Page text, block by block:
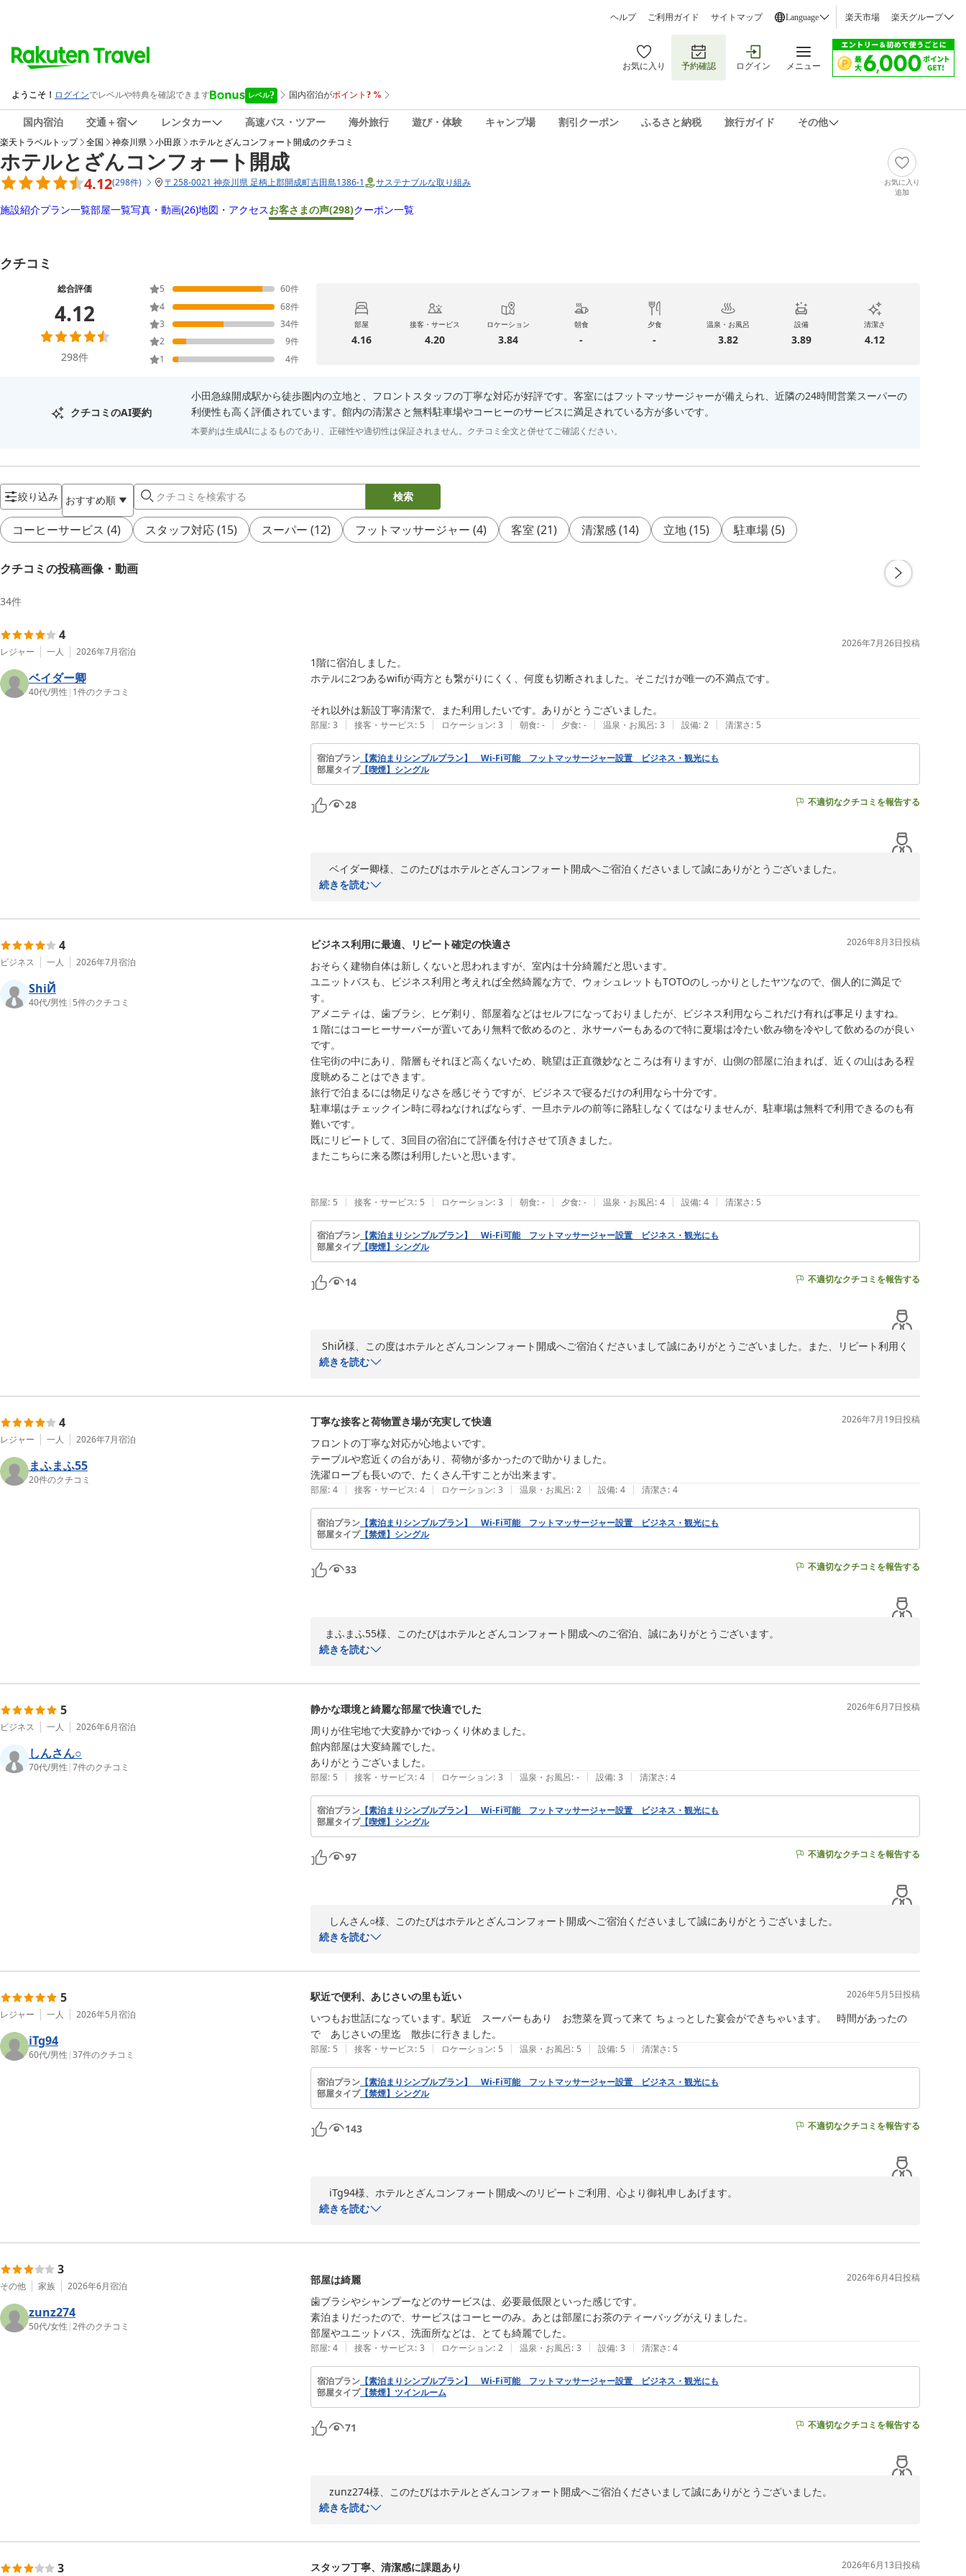
ヘルプ ご利用ガイド サイトマップ Language 楽天市場 楽天グループ
お気に入り 予約確認 ログイン メニュー
国内宿泊 交通＋宿 レンタカー 高速バス・ツアー 海外旅行 遊び・体験 キャンプ場 割引クーポン ふるさと納税 旅行ガイド その他
楽天トラベルトップ 全国 神奈川県 小田原 ホテルとざんコンフォート開成のクチコミ
ホテルとざんコンフォート開成
4.12(298件) 〒258-0021 神奈川県 足柄上郡開成町吉田島1386-1 サステナブルな取り組み
お気に入り
追加
施設紹介プラン一覧部屋一覧写真・動画(26)地図・アクセスお客さまの声(298)クーポン一覧
クチコミ
総合評価
4.12
298件
5 60件
4
68件
3
34件
2
9件
1
4件
部屋
4.16
接客・サービス
4.20
ロケーション
3.84
朝食
-
夕食
-
温泉・お風呂
3.82
設備
3.89
清潔さ
4.12
クチコミのAI要約
小田急線開成駅から徒歩圏内の立地と、フロントスタッフの丁寧な対応が好評です。客室にはフットマッサージャーが備えられ、近隣の24時間営業スーパーの
利便性も高く評価されています。館内の清潔さと無料駐車場やコーヒーのサービスに満足されている方が多いです。
本要約は生成AIによるものであり、正確性や適切性は保証されません。クチコミ全文と併せてご確認ください。
絞り込み おすすめ順 検索
コーヒーサービス (4) スタッフ対応(15) スーパー (12) フットマッサージャー (4) 客室 (21) 清潔感(14) 立地(15) 駐車場(5)
クチコミの投稿画像・動画
34件
4
レジャー 一人 2026年7月宿泊
ベイダー卿
40代/男性 | 1件のクチコミ
2026年7月26日投稿
1階に宿泊しました。
ホテルに2つあるwifiが両方とも繋がりにくく、何度も切断されました。そこだけが唯一の不満点です。
それ以外は新設丁寧清潔で、また利用したいです。ありがとうございました。
部屋: 3 | 接客・サービス: 5 | ロケーション: 3 | 朝食: - | 夕食: - | 温泉・お風呂: 3 | 設備: 2 | 清潔さ: 5
宿泊プラン 【素泊まりシンプルプラン】 Wi-Fi可能 フットマッサージャー設置 ビジネス・観光にも
部屋タイプ【喫煙】シングル
28 不適切なクチコミを報告する
ベイダー卿様、このたびはホテルとざんコンフォート開成へご宿泊くださいまして誠にありがとうございました。
WiFIの不具合につきましてはご不便をおかけしまして大変申し訳ございませんでした。確認をとりましてWIFI環境の維持に努め
お言葉までいただけて大変嬉しく感じております。
ご来館を心よりお待ち申しあげます。
ホテルとざんコンフォート開成
2026-07-30
続きを読む
4
ビジネス 一人 2026年7月宿泊
ShiЙ
40代/男性 | 5件のクチコミ
ビジネス利用に最適、リピート確定の快適さ 2026年8月3日投稿
おそらく建物自体は新しくないと思われますが、室内は十分綺麗だと思います。
ユニットバスも、ビジネス利用と考えれば全然綺麗な方で、ウォシュレットもTOTOのしっかりとしたヤツなので、個人的に満足で
す。
アメニティは、歯ブラシ、ヒゲ剃り、部屋着などはセルフになっておりましたが、ビジネス利用ならこれだけ有れば事足りますね。
１階にはコーヒーサーバーが置いてあり無料で飲めるのと、氷サーバーもあるので特に夏場は冷たい飲み物を冷やして飲めるのが良い
です。
住宅街の中にあり、階層もそれほど高くないため、眺望は正直微妙なところは有りますが、山側の部屋に泊まれば、近くの山はある程
度眺めることはできます。
旅行で泊まるには物足りなさを感じそうですが、ビジネスで寝るだけの利用なら十分です。
駐車場はチェックイン時に尋ねなければならず、一旦ホテルの前等に路駐しなくてはなりませんが、駐車場は無料で利用できるのも有
難いです。
既にリピートして、3回目の宿泊にて評価を付けさせて頂きました。
またこちらに来る際は利用したいと思います。
部屋: 5 | 接客・サービス: 5 | ロケーション: 3 | 朝食: - | 夕食: - | 温泉・お風呂: 4 | 設備: 4 | 清潔さ: 5
宿泊プラン 【素泊まりシンプルプラン】 Wi-Fi可能 フットマッサージャー設置 ビジネス・観光にも
部屋タイプ【喫煙】シングル
14 不適切なクチコミを報告する
ShiЙ様、この度はホテルとざんコンンフォート開成へご宿泊くださいまして誠にありがとうございました。また、リピート利用く
ださり重ねて御礼申し上げます。
チェーン様のような充実した設備にはいたりませんが、少しでも快適にご滞在いただけますよう取り組んでいるところでございま
ShiЙ様のご感想にございますように、低層階の建物でございますが、通りと逆側の2階以上の客室からは富士山も見ることができ
ます。
冷水、本格的エスプレッソコーヒー、氷の無料サービスは、おかげさまで大変好評をいただいております。
これからも温かみのある接客にも心がけ、ShiЙ様のようにリピート利用してくださるお客様が沢山いらっしゃいますと幸いで
す。
来館を心よりお待ち申しあげます。
ホテルとざんコンフォート開成
2026-08-04
続きを読む
4
レジャー 一人 2026年7月宿泊
まふまふ55
20件のクチコミ
丁寧な接客と荷物置き場が充実して快適 2026年7月19日投稿
フロントの丁寧な対応が心地よいです。
テーブルや窓近くの台があり、荷物が多かったので助かりました。
洗濯ロープも長いので、たくさん干すことが出来ます。
部屋: 4 | 接客・サービス: 4 | ロケーション: 3 | 温泉・お風呂: 2 | 設備: 4 | 清潔さ: 4
宿泊プラン 【素泊まりシンプルプラン】 Wi-Fi可能 フットマッサージャー設置 ビジネス・観光にも
部屋タイプ【禁煙】シングル
33 不適切なクチコミを報告する
  まふまふ55様、このたびはホテルとざんコンフォート開成へのご宿泊、誠にありがとうございます。
連泊ご利用ですと、まふまふ55さまのようにお着替えを洗濯されるお客様もいらっしゃり、室内に干す場所が必要で、グループ
トへお申し付けくださいませ。また、出窓になっておりますので、お荷物を置くにも便利です。便利にご利用いただき何よりで
シンプルなビジネスホテルではございますが、気軽に泊まりやすいホテルであり続けていけますよう、これからもまい進してま
いります。
まふまふ55様がこれからも当館へご宿泊くださることを心よりお待ち申しあげております。
ホテルとざんコンフォート開成
続きを読む
5
ビジネス 一人 2026年6月宿泊
しんさん○
70代/男性 |7件のクチコミ
静かな環境と綺麗な部屋で快適でした 2026年6月7日投稿
周りが住宅地で大変静かでゆっくり休めました。
館内部屋は大変綺麗でした。
部屋: 5 | 接客・サービス: 4 | ロケーション: 3 | 温泉・お風呂: - | 設備: 3 | 清潔さ: 4
宿泊プラン 【素泊まりシンプルプラン】 Wi-Fi可能 フットマッサージャー設置 ビジネス・観光にも
部屋タイプ【喫煙】シングル
97 不適切なクチコミを報告する
しんさん○様、このたびはホテルとざんコンフォート開成へご宿泊くださいまして誠にありがとうございました。
ごゆっくりお休みできたとのことで何よりでございます。しんさん○様からのお言葉の通り、当館は住宅街の静かな環境に立地し
店も点在しており、ホテルにはお食事の提供設備は無い中、便利にご利用いただけると思います。
シンプルなビジネスホテルではございますが、これからも清潔で快適なご宿泊が提供できますよう、励んでまいりたい所存で
す。
またお仕事などでこちらの方面でのご宿泊機会がございましたら、しんさん○様の再来館を心よりお待ち申しあげます。
ホテルとざんコンフォート開成
2026-06-09
続きを読む
5
レジャー 一人 2026年5月宿泊
iTg94
60代/男性 |37件のクチコミ
駅近で便利、あじさいの里も近い 2026年5月5日投稿
いつもお世話になっています。駅近　スーパーもあり　お惣菜を買って来て ちょっとした宴会ができちゃいます。　時間があったの
で　あじさいの里迄　散歩に行きました。
部屋: 5 | 接客・サービス: 5 | ロケーション: 5 | 温泉・お風呂: 5 | 設備: 5 | 清潔さ: 5
宿泊プラン 【素泊まりシンプルプラン】 Wi-Fi可能 フットマッサージャー設置 ビジネス・観光にも
部屋タイプ【禁煙】シングル
143 不適切なクチコミを報告する
iTg94様、ホテルとざんコンフォート開成へのリピートご利用、心より御礼申しあげます。
開成駅隣接のマックスバリュさんを便利にご活用されて何よりでございます。駅の隣に立地していることもあり、当館ご利用の
あじざいの里へお出かけされたのですね。６月のあじさいの開花時期には『あじさい祭り』が開催されます。ビジネスでのご宿
大井松田ＩＣから約１０分、国道246号・255号からも近く、電車なら小田急線・開成駅西口から徒歩約5分と便利な立地です。物
価高もあり宿泊料金も軒並み上昇傾向にございますが、気軽に泊まりやすいホテルでありたいと思っております。
是非、今後もiTg94様が当館をご利用続けてくださることを切に願い、心よりお待ち申しあげます。
ホテルとざんコンフォート開成
2026-05-05
続きを読む
3
その他 家族 2026年6月宿泊
zunz274
50代/女性 |2件のクチコミ
部屋は綺麗 2026年6月4日投稿
歯ブラシやシャンプーなどのサービスは、必要最低限といった感じです。
素泊まりだったので、サービスはコーヒーのみ。あとは部屋にお茶のティーバッグがえりました。
部屋やユニットバス、洗面所などは、とても綺麗でした。
部屋: 4 | 接客・サービス: 3 | ロケーション: 2 | 温泉・お風呂: 3 | 設備: 3 | 清潔さ: 4
宿泊プラン 【素泊まりシンプルプラン】 Wi-Fi可能 フットマッサージャー設置 ビジネス・観光にも
部屋タイプ【禁煙】ツインルーム
71 不適切なクチコミを報告する
zunz274様、このたびはホテルとざんコンフォート開成へご宿泊くださいまして誠にありがとうございました。
オーソドックスなビジネスホテルであり、設備等はzunz274様のご感想のように、無料のホットコーヒー、ミネラルウォータ
今回zunz274様にご宿泊いただきました「禁煙ツインルーム」は、３０㎡と広い居室空間と合わせ、広めのバスルームを配し、
「清潔」とのご感想を頂戴でき嬉しく感じております。シンプルな設備の当館ではございますが、お客様が快適なご滞在を感じ
続きを読む
3 スタッフ丁寧、清潔感に課題あり 2026年6月13日投稿